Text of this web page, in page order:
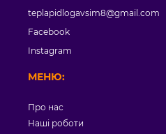
МЕНЮ:
Про нас
Наші роботи
teplapidlogavsim8@gmail.com
Facebook
Instagram